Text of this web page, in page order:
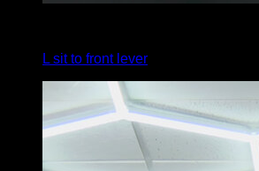
L sit to front lever